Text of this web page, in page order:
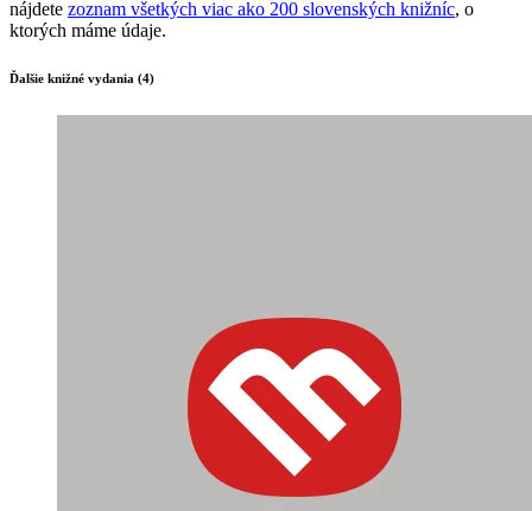
nájdete zoznam všetkých viac ako 200 slovenských knižníc, o
ktorých máme údaje.
Ďalšie knižné vydania (4)